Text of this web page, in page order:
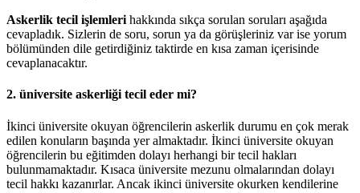
Askerlik tecil işlemleri hakkında sıkça sorulan soruları aşağıda
cevapladık. Sizlerin de soru, sorun ya da görüşleriniz var ise yorum
bölümünden dile getirdiğiniz taktirde en kısa zaman içerisinde
cevaplanacaktır.
2. üniversite askerliği tecil eder mi?
İkinci üniversite okuyan öğrencilerin askerlik durumu en çok merak
edilen konuların başında yer almaktadır. İkinci üniversite okuyan
öğrencilerin bu eğitimden dolayı herhangi bir tecil hakları
bulunmamaktadır. Kısaca üniversite mezunu olmalarından dolayı
tecil hakkı kazanırlar. Ancak ikinci üniversite okurken kendilerine